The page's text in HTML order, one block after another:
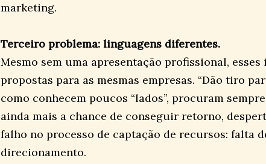
marketing.
Terceiro problema: linguagens diferentes.
Mesmo sem uma apresentação profissional,
propostas para as mesmas empresas. “Dão tiro
como conhecem poucos “lados”, procuram
ainda mais a chance de conseguir retorno,
falho no processo de captação de recursos: falta
direcionamento.